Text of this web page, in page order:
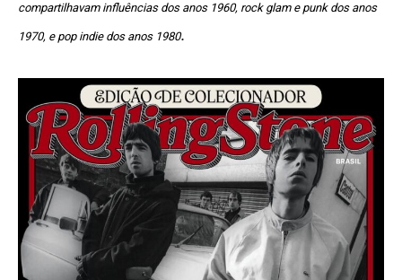
compartilhavam influências dos anos 1960, rock glam e punk dos anos
1970, e pop indie dos anos 1980.